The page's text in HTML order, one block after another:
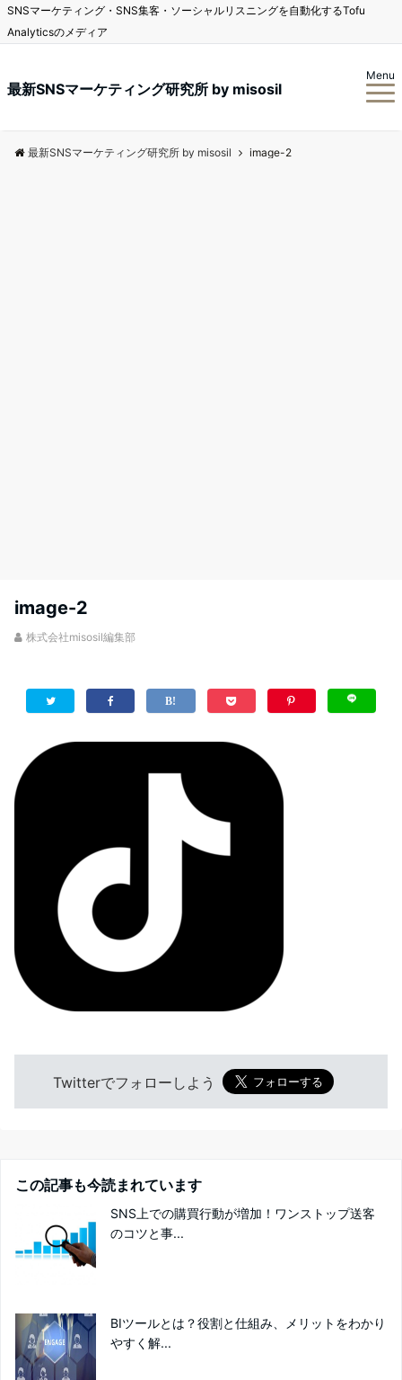
SNSマーケティング・SNS集客・ソーシャルリスニングを自動化するTofu
Analyticsのメディア
最新SNSマーケティング研究所 by misosil
Menu
最新SNSマーケティング研究所 by misosil image-2
image-2
株式会社misosil編集部
Twitterでフォローしよう
この記事も今読まれています
SNS上での購買行動が増加！ワンストップ送客
のコツと事...
BIツールとは？役割と仕組み、メリットをわかり
やすく解...